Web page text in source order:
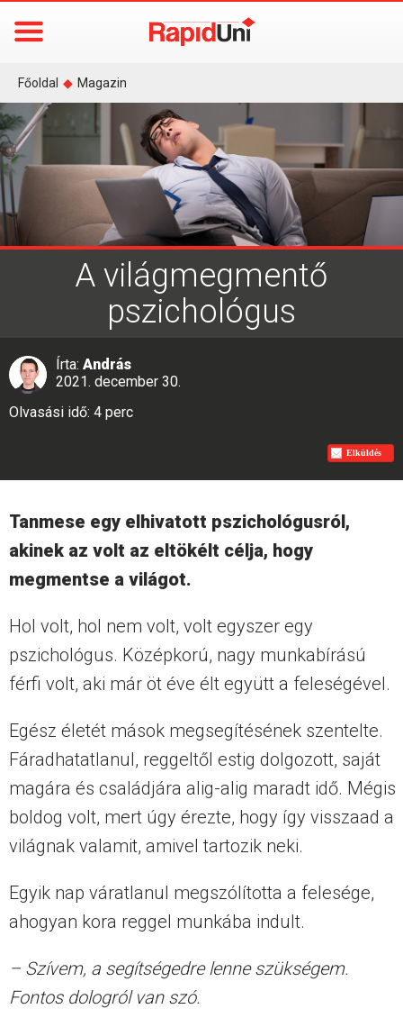
Főoldal ◆ Magazin
A világmegmentő
pszichológus
Írta: András
2021. december 30.
Olvasási idő: 4 perc
Elküldés
Tanmese egy elhivatott pszichológusról,
akinek az volt az eltökélt célja, hogy
megmentse a világot.
Hol volt, hol nem volt, volt egyszer egy
pszichológus. Középkorú, nagy munkabírású
férfi volt, aki már öt éve élt együtt a feleségével.
Egész életét mások megsegítésének szentelte.
Fáradhatatlanul, reggeltől estig dolgozott, saját
magára és családjára alig-alig maradt idő. Mégis
boldog volt, mert úgy érezte, hogy így visszaad a
világnak valamit, amivel tartozik neki.
Egyik nap váratlanul megszólította a felesége,
ahogyan kora reggel munkába indult.
– Szívem, a segítségedre lenne szükségem.
Fontos dologról van szó.